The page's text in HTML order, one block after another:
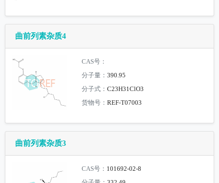
曲前列素杂质4
CAS号：
分子量：390.95
分子式：C23H31ClO3
货物号：REF-T07003
曲前列素杂质3
CAS号： 101692-02-8